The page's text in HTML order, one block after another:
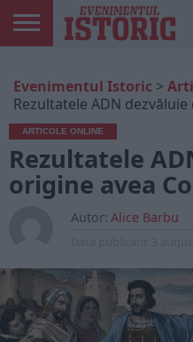
ONLINE
EDIȚII
TIPĂRITE
ISTORIC
PLAY
CONTUL
MEU
Evenimentul Istoric >
Rezultatele ADN
ARTICOLE ONLINE
Rezultatele
origine avea
Autor: Alice Barbu